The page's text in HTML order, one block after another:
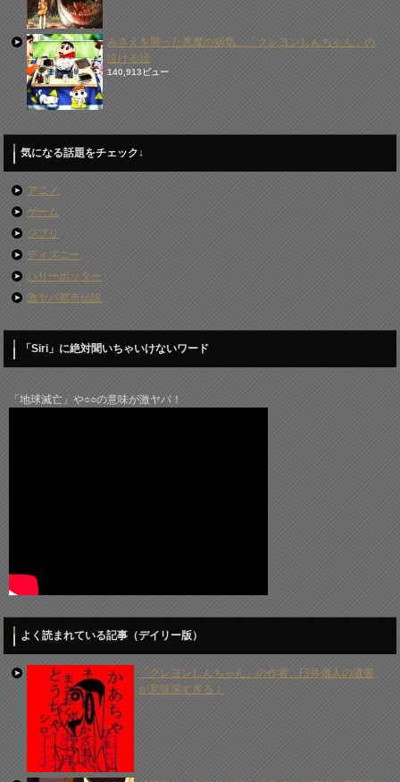
みさえを襲った悪魔の病気…「クレヨンしんちゃん」の
泣ける話
140,913ビュー
気になる話題をチェック↓
アニメ
ゲーム
ジブリ
ディズニー
ハリーポッター
激ヤバ都市伝説
「Siri」に絶対聞いちゃいけないワード
「地球滅亡」や○○の意味が激ヤバ！
よく読まれている記事（デイリー版）
「クレヨンしんちゃん」の作者、臼井儀人の遺書
が意味深すぎる！